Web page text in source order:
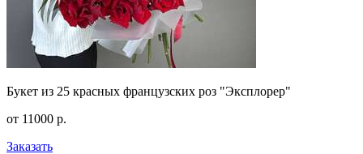
Букет из 25 красных французских роз "Эксплорер"
от 11000 р.
Заказать